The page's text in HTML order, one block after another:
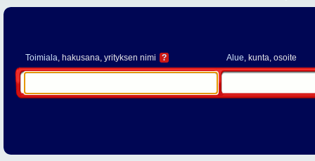
Toimiala, hakusana, yrityksen nimi ? Alue, kunta, osoite